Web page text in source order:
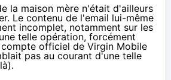
la maison mère n'était d'ailleurs
Le contenu de l'email lui-même
incomplet, notamment sur les
telle opération, forcément
officiel de Virgin Mobile
pas au courant d'une telle
là).